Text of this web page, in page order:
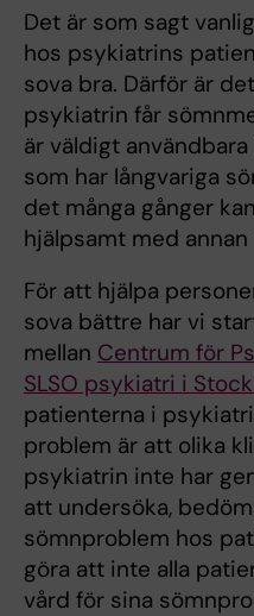
Det är som sagt
hos psykiatrins
sova bra. Därför är
psykiatrin får
är väldigt
som har långvariga
det många gånger
hjälpsamt med
För att hjälpa
sova bättre har vi
mellan Centrum för
SLSO psykiatri i
patienterna i
problem är att olika
psykiatrin inte har
att undersöka,
sömnproblem hos
göra att inte alla
vård för sina